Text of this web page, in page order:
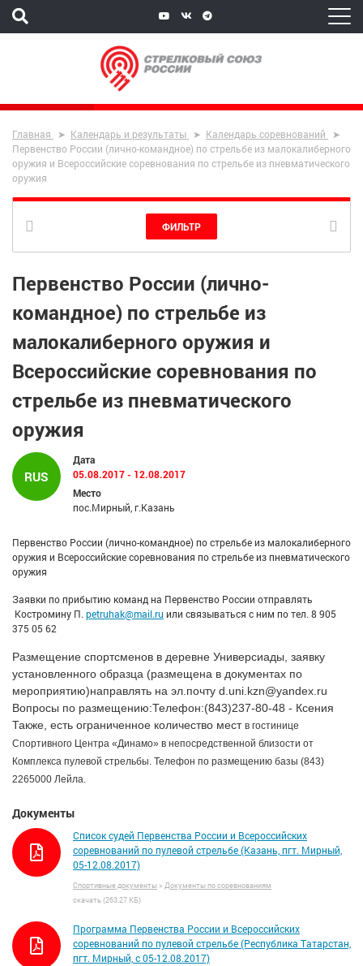
Главная Календарь и результаты
Календарь соревнований
Первенство России (лично-командное) по стрельбе из малокалиберного
оружия и Всероссийские соревнования по стрельбе из пневматического
оружия
ФИЛЬТР
Первенство России (лично-
командное) по стрельбе из
малокалиберного оружия и
Всероссийские соревнования по
стрельбе из пневматического
оружия
RUS
Дата
05.08.2017 - 12.08.2017
Место
пос.Мирный, г.Казань
Первенство России (лично-командное) по стрельбе из малокалиберного
оружия и Всероссийские соревнования по стрельбе из пневматического
оружия
Заявки по прибытию команд на Первенство России отправлять
Костромину П. petruhak@mail.ru или связываться с ним по тел. 8 905
375 05 62
Размещение спортсменов в деревне Универсиады, заявку
установленного образца (размещена в документах по
мероприятию)направлять на эл.почту d.uni.kzn@yandex.ru
Вопросы по размещению:Телефон:(843)237-80-48 - Ксения
Также, есть ограниченное количество мест в гостинице
Спортивного Центра «Динамо» в непосредственной близости от
Комплекса пулевой стрельбы. Телефон по размещению базы (843)
2265000 Лейла.
Документы
Список судей Первенства России и Всероссийских
соревнований по пулевой стрельбе (Казань, пгт. Мирный,
05-12.08.2017)
Спортивные документы > Документы по соревнованиям
скачать (263.27 КБ)
Программа Первенства России и Всероссийских
соревнований по пулевой стрельбе (Республика Татарстан,
пгт. Мирный, с 05-12.08.2017)